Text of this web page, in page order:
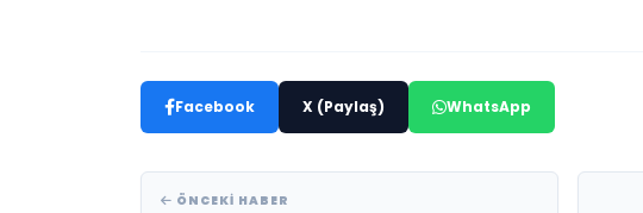
Facebook X (Paylaş) WhatsApp
ÖNCEKI HABER